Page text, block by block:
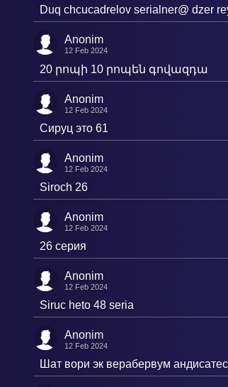
Duq chcucadrelov serialner@ dzer
Anonim
12 Feb 2024
20 րոպի 10 րոպեն գովազդա
Anonim
12 Feb 2024
Сируц это 61
Anonim
12 Feb 2024
Siroch 26
Anonim
12 Feb 2024
26 серия
Anonim
12 Feb 2024
Siruc heto 48 seria
Anonim
12 Feb 2024
Шат вори эк верабервум